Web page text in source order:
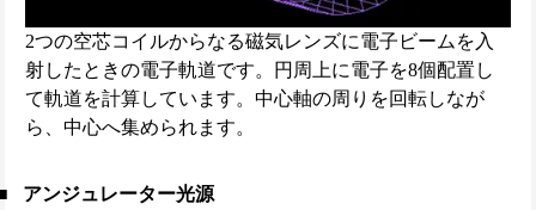
2つの空芯コイルからなる磁気レンズに電子ビームを入
射したときの電子軌道です。円周上に電子を8個配置し
て軌道を計算しています。中心軸の周りを回転しなが
ら、中心へ集められます。
アンジュレーター光源